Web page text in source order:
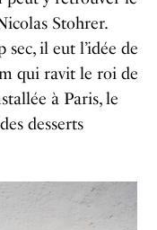
Stohrer.
il eut l’idée de
qui ravit le roi de
à Paris, le
desserts